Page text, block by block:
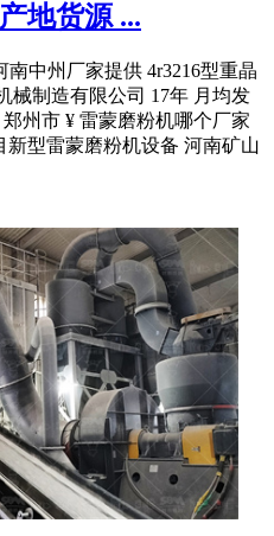
地货源 ...
中州厂家提供 4r3216型重晶
械制造有限公司 17年 月均发
州市 ¥ 雷蒙磨粉机哪个厂家
新型雷蒙磨粉机设备 河南矿山